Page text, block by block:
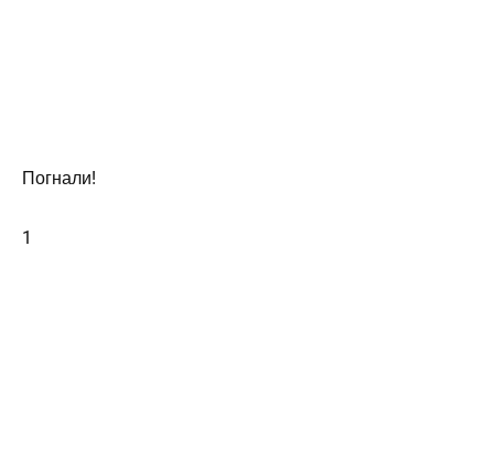
Погнали!
1